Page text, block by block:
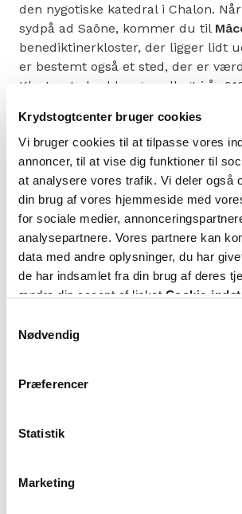
Krydstogtcenter bruger cookies
Vi bruger cookies til at tilpasse vores
annoncer, til at vise dig funktioner til
at analysere vores trafik. Vi deler også
din brug af vores hjemmeside med
for sociale medier,
analysepartnere. Vores partnere kan
data med andre oplysninger, du har
de har indsamlet fra din brug af deres
ændre din accept af linketCookie-
Nødvendig
Præferencer
Statistik
Marketing
den nygotiske katedral i Chalon.
sydpå ad Saône, kommer du til
benediktinerkloster, der ligger lidt
er bestemt også et sted, der er
Klosteret, der blev grundlagt i år
Rhône